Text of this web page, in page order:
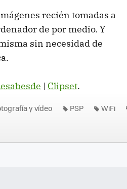
recién tomadas a
de por medio. Y
sin necesidad de
| Clipset.
y vídeo PSP WiFi